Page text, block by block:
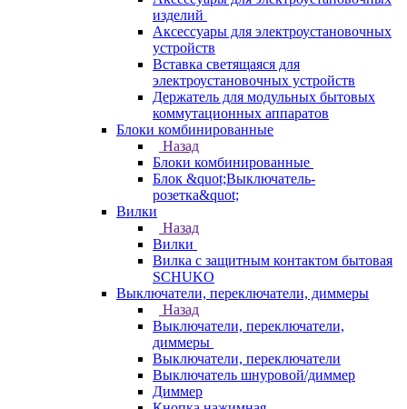
изделий
Аксессуары для электроустановочных
устройств
Вставка светящаяся для
электроустановочных устройств
Держатель для модульных бытовых
коммутационных аппаратов
Блоки комбинированные
Назад
Блоки комбинированные
Блок &quot;Выключатель-
розетка&quot;
Вилки
Назад
Вилки
Вилка с защитным контактом бытовая
SCHUKO
Выключатели, переключатели, диммеры
Назад
Выключатели, переключатели,
диммеры
Выключатели, переключатели
Выключатель шнуровой/диммер
Диммер